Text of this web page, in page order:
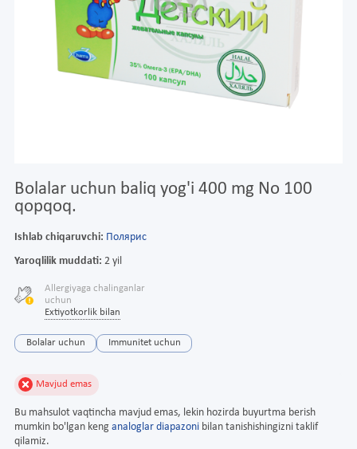
Bolalar uchun baliq yog'i 400 mg No 100
qopqoq.
Ishlab chiqaruvchi: Полярис
Yaroqlilik muddati: 2 yil
Allergiyaga chalinganlar
uchun
Extiyotkorlik bilan
Bolalar uchun Immunitet uchun
Mavjud emas
Bu mahsulot vaqtincha mavjud emas, lekin hozirda buyurtma berish
mumkin bo'lgan keng analoglar diapazoni bilan tanishishingizni taklif
qilamiz.